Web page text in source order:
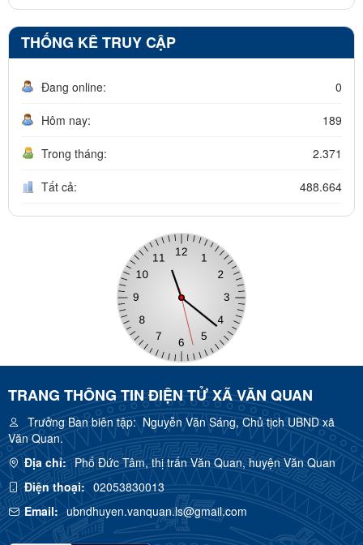
THỐNG KÊ TRUY CẬP
Đang online: 0
Hôm nay: 189
Trong tháng: 2.371
Tất cả: 488.664
TRANG THÔNG TIN ĐIỆN TỬ XÃ VĂN QUAN
Trưởng Ban biên tập:Nguyễn Văn Sáng, Chủ tịch UBND xã
Văn Quan.
Địa chỉ: Phố Đức Tâm, thị trấn Văn Quan, huyện Văn Quan
Điện thoại: 02053830013
Email: ubndhuyen.vanquan.ls@gmail.com